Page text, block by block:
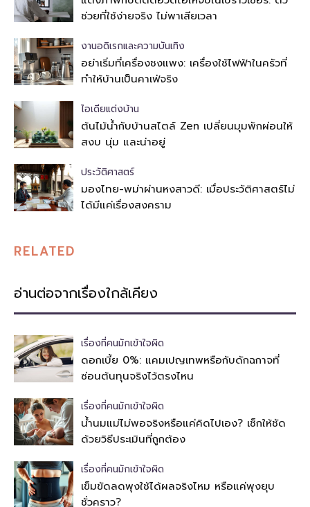
ช่วยที่ใช้ง่ายจริง ไม่พาเสียเวลา
งานอดิเรกและความบันเทิง
อย่าเริ่มที่เครื่องชงแพง: เครื่องใช้ไฟฟ้าในครัวที่
ทำให้บ้านเป็นคาเฟ่จริง
ไอเดียแต่งบ้าน
ต้นไม้น้ำกับบ้านสไตล์ Zen เปลี่ยนมุมพักผ่อนให้
สงบ นุ่ม และน่าอยู่
ประวัติศาสตร์
มองไทย-พม่าผ่านหงสาวดี: เมื่อประวัติศาสตร์ไม่
ได้มีแค่เรื่องสงคราม
RELATED
อ่านต่อจากเรื่องใกล้เคียง
เรื่องที่คนมักเข้าใจผิด
ดอกเบี้ย 0%: แคมเปญเทพหรือกับดักฉกาจที่
ซ่อนต้นทุนจริงไว้ตรงไหน
เรื่องที่คนมักเข้าใจผิด
น้ำนมแม่ไม่พอจริงหรือแค่คิดไปเอง? เช็กให้ชัด
ด้วยวิธีประเมินที่ถูกต้อง
เรื่องที่คนมักเข้าใจผิด
เข็มขัดลดพุงใช้ได้ผลจริงไหม หรือแค่พุงยุบ
ชั่วคราว?